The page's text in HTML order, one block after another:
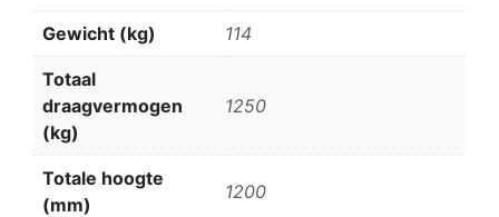
Gewicht (kg) 114
Totaal
draagvermogen
(kg)
1250
Totale hoogte
(mm)
1200